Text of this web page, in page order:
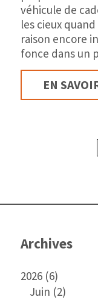
véhicule de
les cieux
raison encore
fonce dans un
EN
Archives
2026 (6)
Juin (2)